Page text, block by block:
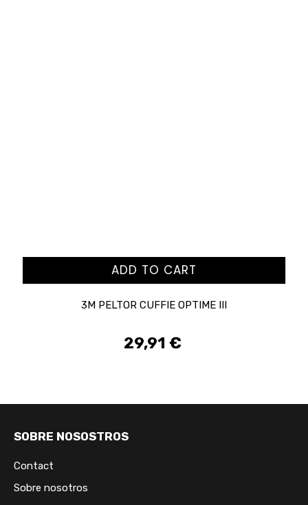
ADD TO CART
3M PELTOR CUFFIE OPTIME III
Prezzo
29,91 €
SOBRE NOSOSTROS
Contact
Sobre nosotros